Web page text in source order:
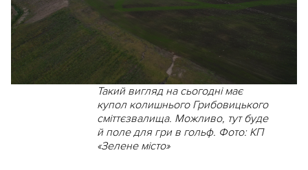
Такий вигляд на сьогодні має
купол колишнього Грибовицького
сміттєзвалища. Можливо, тут буде
й поле для гри в гольф. Фото: КП
«Зелене місто»